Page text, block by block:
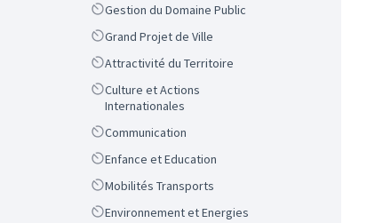
ScopeGestion du Domaine Public
ScopeGrand Projet de Ville
ScopeAttractivité du Territoire
Scope
Culture et Actions
Internationales
ScopeCommunication
ScopeEnfance et Education
ScopeMobilités Transports
ScopeEnvironnement et Energies